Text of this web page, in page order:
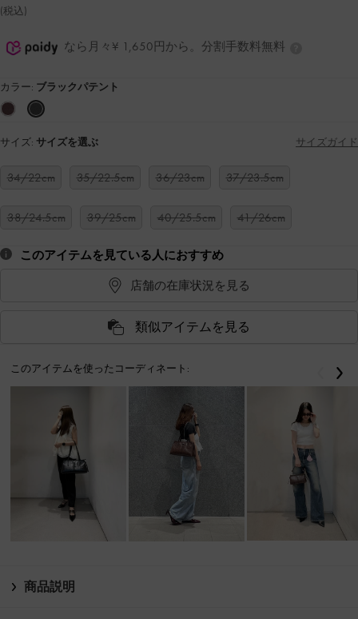
(税込)
なら月々¥ 1,650円から。分割手数料無料
カラー: ブラックパテント
サイズ: サイズを選ぶ サイズガイド
34/22cm 35/22.5cm 36/23cm 37/23.5cm
38/24.5cm 39/25cm 40/25.5cm 41/26cm
このアイテムを見ている人におすすめ
店舗の在庫状況を見る
類似アイテムを見る
このアイテムを使ったコーディネート: 戻る
商品説明